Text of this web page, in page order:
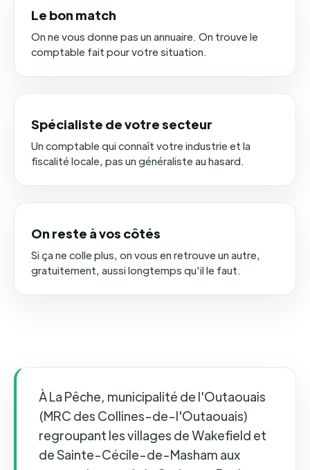
Le bon match
On ne vous donne pas un annuaire. On trouve le
comptable fait pour votre situation.
Spécialiste de votre secteur
Un comptable qui connaît votre industrie et la
fiscalité locale, pas un généraliste au hasard.
On reste à vos côtés
Si ça ne colle plus, on vous en retrouve un autre,
gratuitement, aussi longtemps qu'il le faut.
À La Pêche, municipalité de l'Outaouais
(MRC des Collines-de-l'Outaouais)
regroupant les villages de Wakefield et
de Sainte-Cécile-de-Masham aux